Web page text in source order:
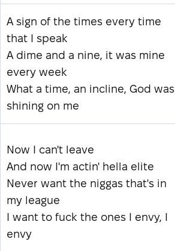
A sign of the times every time
that I speak
A dime and a nine, it was mine
every week
What a time, an incline, God was
shining on me
Now I can't leave
And now I'm actin' hella elite
Never want the niggas that's in
my league
I want to fuck the ones I envy, I
envy